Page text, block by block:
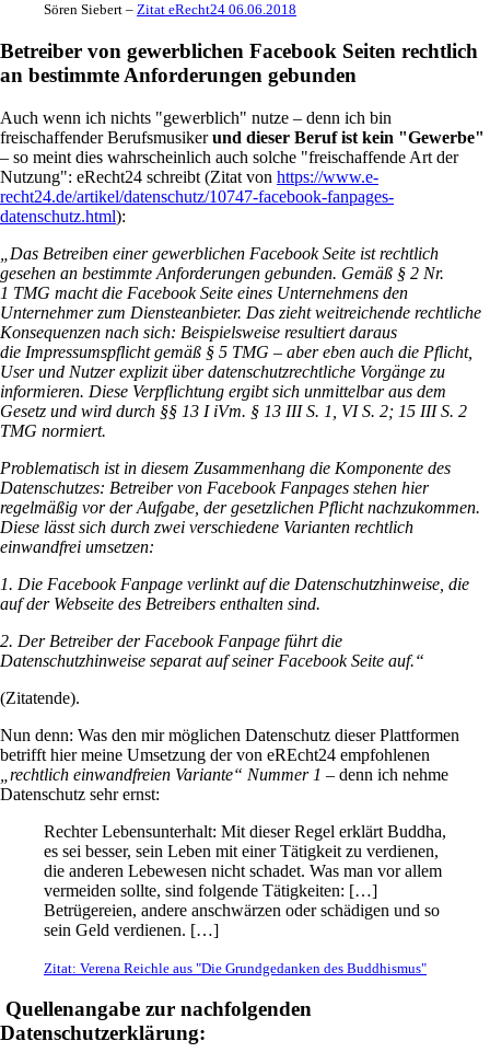
Sören Siebert – Zitat eRecht24 06.06.2018
Betreiber von gewerblichen Facebook Seiten rechtlich
an bestimmte Anforderungen gebunden
Auch wenn ich nichts "gewerblich" nutze – denn ich bin
freischaffender Berufsmusikerund dieser Beruf ist kein "Gewerbe"
– so meint dies wahrscheinlich auch solche "freischaffende Art der
Nutzung": eRecht24 schreibt (Zitat von https://www.e-
recht24.de/artikel/datenschutz/10747-facebook-fanpages-
datenschutz.html):
„Das Betreiben einer gewerblichen Facebook Seite ist rechtlich
gesehen an bestimmte Anforderungen gebunden. Gemäß § 2 Nr.
1 TMG macht die Facebook Seite eines Unternehmens den
Unternehmer zum Diensteanbieter. Das zieht weitreichende rechtliche
Konsequenzen nach sich: Beispielsweise resultiert daraus
die Impressumspflicht gemäß § 5 TMG – aber eben auch die Pflicht,
User und Nutzer explizit über datenschutzrechtliche Vorgänge zu
informieren. Diese Verpflichtung ergibt sich unmittelbar aus dem
Gesetz und wird durch §§ 13 I iVm. § 13 III S. 1, VI S. 2; 15 III S. 2
TMG normiert.
Problematisch ist in diesem Zusammenhang die Komponente des
Datenschutzes: Betreiber von Facebook Fanpages stehen hier
regelmäßig vor der Aufgabe, der gesetzlichen Pflicht nachzukommen.
Diese lässt sich durch zwei verschiedene Varianten rechtlich
einwandfrei umsetzen:
1. Die Facebook Fanpage verlinkt auf die Datenschutzhinweise, die
auf der Webseite des Betreibers enthalten sind.
2. Der Betreiber der Facebook Fanpage führt die
Datenschutzhinweise separat auf seiner Facebook Seite auf.“
(Zitatende).
Nun denn: Was den mir möglichen Datenschutz dieser Plattformen
betrifft hier meine Umsetzung der von eREcht24 empfohlenen
„rechtlich einwandfreien Variante“ Nummer 1 – denn ich nehme
Datenschutz sehr ernst:
Rechter Lebensunterhalt: Mit dieser Regel erklärt Buddha,
es sei besser, sein Leben mit einer Tätigkeit zu verdienen,
die anderen Lebewesen nicht schadet. Was man vor allem
vermeiden sollte, sind folgende Tätigkeiten: […]
Betrügereien, andere anschwärzen oder schädigen und so
sein Geld verdienen. […]
Zitat: Verena Reichle aus "Die Grundgedanken des Buddhismus"
Quellenangabe zur nachfolgenden
Datenschutzerklärung: